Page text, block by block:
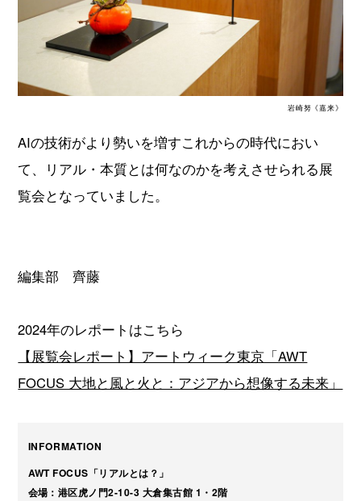
岩崎努《嘉来》
AIの技術がより勢いを増すこれからの時代におい
て、リアル・本質とは何なのかを考えさせられる展
覧会となっていました。
編集部 齊藤
2024年のレポートはこちら
【展覧会レポート】アートウィーク東京「AWT
FOCUS 大地と風と火と：アジアから想像する未来」
INFORMATION
AWT FOCUS「リアルとは？」
会場：港区⻁ノ⾨2-10-3 ⼤倉集古館 1・2階